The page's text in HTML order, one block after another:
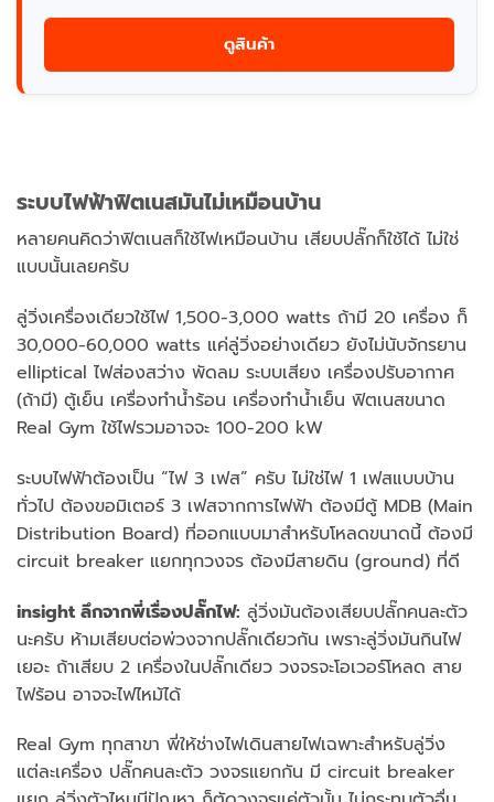
ดูสินค้า
ระบบไฟฟ้าฟิตเนสมันไม่เหมือนบ้าน
หลายคนคิดว่าฟิตเนสก็ใช้ไฟเหมือนบ้าน เสียบปลั๊กก็ใช้ได้ ไม่ใช่
แบบนั้นเลยครับ
ลู่วิ่งเครื่องเดียวใช้ไฟ 1,500-3,000 watts ถ้ามี 20 เครื่อง ก็
30,000-60,000 watts แค่ลู่วิ่งอย่างเดียว ยังไม่นับจักรยาน
elliptical ไฟส่องสว่าง พัดลม ระบบเสียง เครื่องปรับอากาศ
(ถ้ามี) ตู้เย็น เครื่องทำน้ำร้อน เครื่องทำน้ำเย็น ฟิตเนสขนาด
Real Gym ใช้ไฟรวมอาจจะ 100-200 kW
ระบบไฟฟ้าต้องเป็น “ไฟ 3 เฟส” ครับ ไม่ใช่ไฟ 1 เฟสแบบบ้าน
ทั่วไป ต้องขอมิเตอร์ 3 เฟสจากการไฟฟ้า ต้องมีตู้ MDB (Main
Distribution Board) ที่ออกแบบมาสำหรับโหลดขนาดนี้ ต้องมี
circuit breaker แยกทุกวงจร ต้องมีสายดิน (ground) ที่ดี
insight ลึกจากพี่เรื่องปลั๊กไฟ: ลู่วิ่งมันต้องเสียบปลั๊กคนละตัว
นะครับ ห้ามเสียบต่อพ่วงจากปลั๊กเดียวกัน เพราะลู่วิ่งมันกินไฟ
เยอะ ถ้าเสียบ 2 เครื่องในปลั๊กเดียว วงจรจะโอเวอร์โหลด สาย
ไฟร้อน อาจจะไฟไหม้ได้
Real Gym ทุกสาขา พี่ให้ช่างไฟเดินสายไฟเฉพาะสำหรับลู่วิ่ง
แต่ละเครื่อง ปลั๊กคนละตัว วงจรแยกกัน มี circuit breaker